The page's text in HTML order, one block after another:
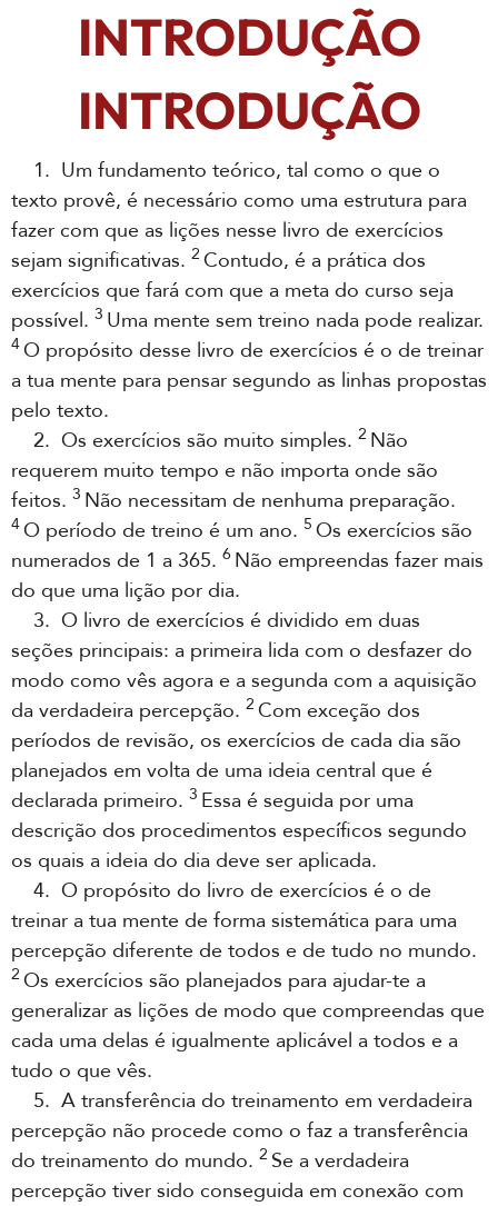
INTRODUÇÃO
INTRODUÇÃO
1. Um fundamento teórico, tal como o que o
texto provê, é necessário como uma estrutura para
fazer com que as lições nesse livro de exercícios
sejam significativas. 2 Contudo, é a prática dos
exercícios que fará com que a meta do curso seja
possível. 3 Uma mente sem treino nada pode realizar.
4O propósito desse livro de exercícios é o de treinar
a tua mente para pensar segundo as linhas propostas
pelo texto.
2. Os exercícios são muito simples. 2 Não
requerem muito tempo e não importa onde são
feitos. 3 Não necessitam de nenhuma preparação.
4O período de treino é um ano. 5 Os exercícios são
numerados de 1 a 365. 6 Não empreendas fazer mais
do que uma lição por dia.
3. O livro de exercícios é dividido em duas
seções principais: a primeira lida com o desfazer do
modo como vês agora e a segunda com a aquisição
da verdadeira percepção. 2 Com exceção dos
períodos de revisão, os exercícios de cada dia são
planejados em volta de uma ideia central que é
declarada primeiro. 3 Essa é seguida por uma
descrição dos procedimentos específicos segundo
os quais a ideia do dia deve ser aplicada.
4. O propósito do livro de exercícios é o de
treinar a tua mente de forma sistemática para uma
percepção diferente de todos e de tudo no mundo.
2 Os exercícios são planejados para ajudar-te a
generalizar as lições de modo que compreendas que
cada uma delas é igualmente aplicável a todos e a
tudo o que vês.
5. A transferência do treinamento em verdadeira
percepção não procede como o faz a transferência
do treinamento do mundo. 2 Se a verdadeira
percepção tiver sido conseguida em conexão com